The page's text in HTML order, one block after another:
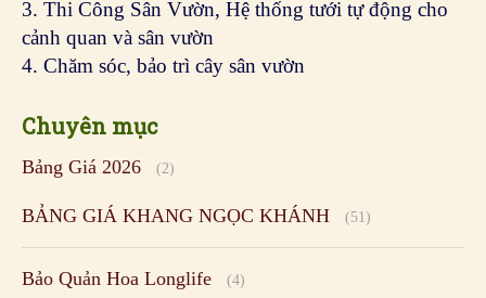
3. Thi Công Sân Vườn, Hệ thống tưới tự động cho
cảnh quan và sân vườn
4. Chăm sóc, bảo trì cây sân vườn
Chuyên mục
Bảng Giá 2026 (2)
BẢNG GIÁ KHANG NGỌC KHÁNH (51)
Bảo Quản Hoa Longlife (4)